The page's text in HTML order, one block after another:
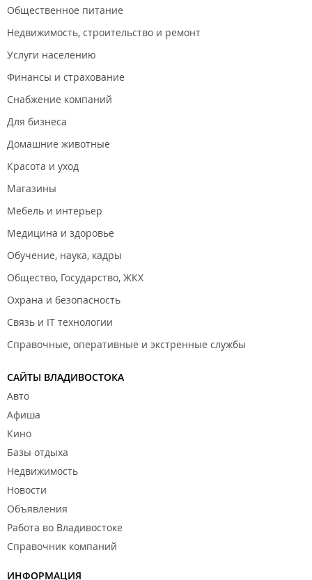
Из аптек Приморья пропало бесплатное лекарство для
пациентов с редким заболеванием суставов и позвоночника​.
Во Владивостоке ищут место для первого модульного
вытрезвителя​.
Минздрав проверяет информацию об очередях в морг
Артёма.
С начала года во Владивостоке зафиксировано 137 случаев
отравления детей лекарствами и химическими веществами​.
В Приморье уже около полугода нет возможности сделать
платную прививку от ветрянки.
Общественное питание
Недвижимость, строительство и ремонт
Услуги населению
Финансы и страхование
Снабжение компаний
Для бизнеса
Домашние животные
Красота и уход
Магазины
Мебель и интерьер
Медицина и здоровье
Обучение, наука, кадры
Общество, Государство, ЖКХ
Охрана и безопасность
Связь и IT технологии
Справочные, оперативные и экстренные службы
САЙТЫ ВЛАДИВОСТОКА
Авто
Афиша
Кино
Базы отдыха
Недвижимость
Новости
Объявления
Работа во Владивостоке
Справочник компаний
ИНФОРМАЦИЯ